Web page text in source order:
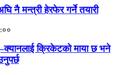
नै मन्त्री हेरफेर गर्ने तयारी
क्रिकेटको माया छ भने